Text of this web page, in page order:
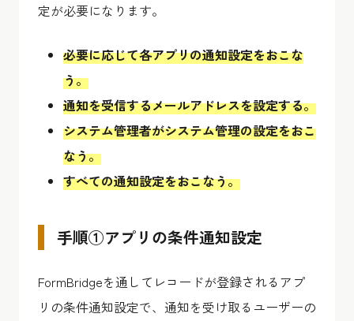
定が必要になります。
必要に応じて各アプリの通知設定をおこな
う。
通知を受信するメールアドレスを設定する。
システム管理者がシステム管理の設定をおこ
なう。
すべての通知設定をおこなう。
手順①アプリの条件通知設定
FormBridgeを通してレコードが登録されるアプ
リの条件通知設定で、通知を受け取るユーザーの